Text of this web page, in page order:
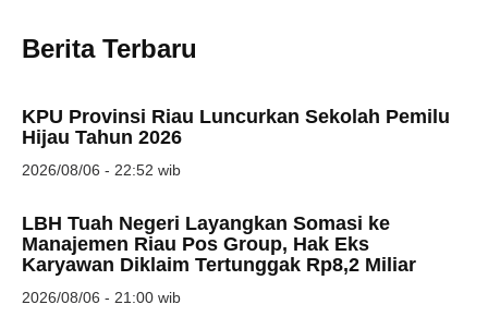
Berita Terbaru
KPU Provinsi Riau Luncurkan Sekolah Pemilu
Hijau Tahun 2026
2026/08/06 - 22:52 wib
LBH Tuah Negeri Layangkan Somasi ke
Manajemen Riau Pos Group, Hak Eks
Karyawan Diklaim Tertunggak Rp8,2 Miliar
2026/08/06 - 21:00 wib